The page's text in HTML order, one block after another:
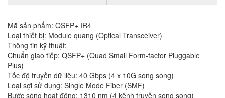
Mã sản phẩm: QSFP+ IR4
Loại thiết bị: Module quang (Optical Transceiver)
Thông tin kỹ thuật:
Chuẩn giao tiếp: QSFP+ (Quad Small Form-factor Pluggable
Plus)
Tốc độ truyền dữ liệu: 40 Gbps (4 x 10G song song)
Loại sợi sử dụng: Single Mode Fiber (SMF)
Bước sóng hoạt động: 1310 nm (4 kênh truyền song song)